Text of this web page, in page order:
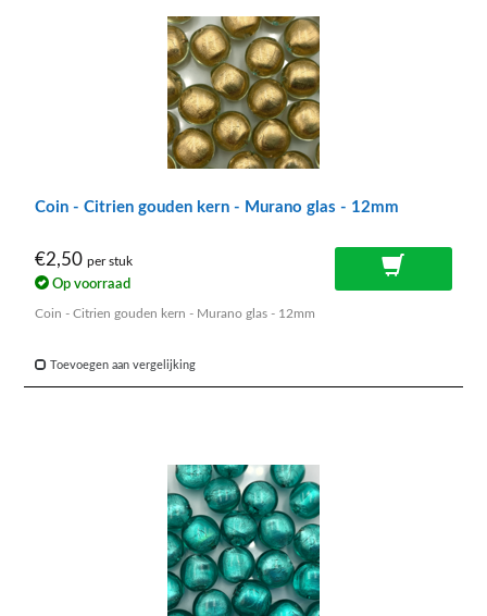
Coin - Citrien gouden kern - Murano glas - 12mm
€2,50 per stuk
Op voorraad
Coin - Citrien gouden kern - Murano glas - 12mm
Toevoegen aan vergelijking